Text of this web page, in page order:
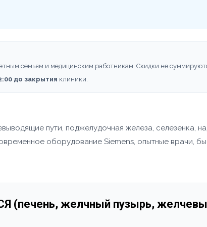
семьям и медицинским работникам. Скидки не
до закрытия клиники.
пути, поджелудочная железа, селезенка,
оборудование Siemens, опытные врачи,
(печень, желчный пузырь,